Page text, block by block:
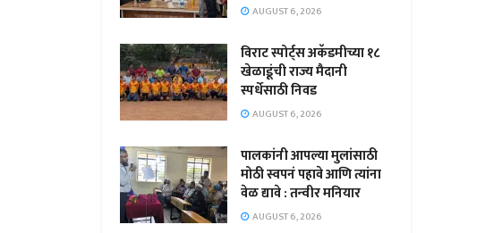
AUGUST 6, 2026
विराट स्पोर्ट्स अकॅडमीच्या १८
खेळाडूंची राज्य मैदानी
स्पर्धेसाठी निवड
AUGUST 6, 2026
पालकांनी आपल्या मुलांसाठी
मोठी स्वपनं पहावे आणि त्यांना
वेळ द्यावे : तन्वीर मनियार
AUGUST 6, 2026